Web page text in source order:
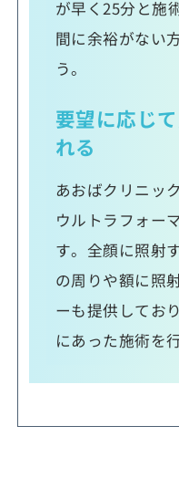
が早く25分と施
間に余裕がない
う。
要望に応じ
れる
あおばクリニッ
ウルトラフォー
す。全顔に照射
の周りや額に照
ーも提供してお
にあった施術を